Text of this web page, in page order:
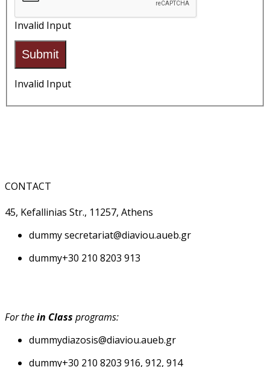
Invalid Input
Submit
Invalid Input
CONTACT
45, Kefallinias Str., 11257, Athens
dummysecretariat@diaviou.aueb.gr
dummy+30 210 8203 913
For thein Class programs:
dummydiazosis@diaviou.aueb.gr
dummy+30 210 8203 916, 912, 914